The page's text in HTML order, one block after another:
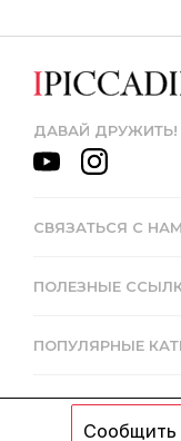
Сообщить
ДАВАЙ ДРУЖИТЬ!
СВЯЗАТЬСЯ С
ПОЛЕЗНЫЕ
ПОПУЛЯРНЫЕ